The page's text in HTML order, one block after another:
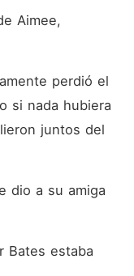
Aimee,
perdió el
si nada hubiera
juntos del
dio a su amiga
Bates estaba